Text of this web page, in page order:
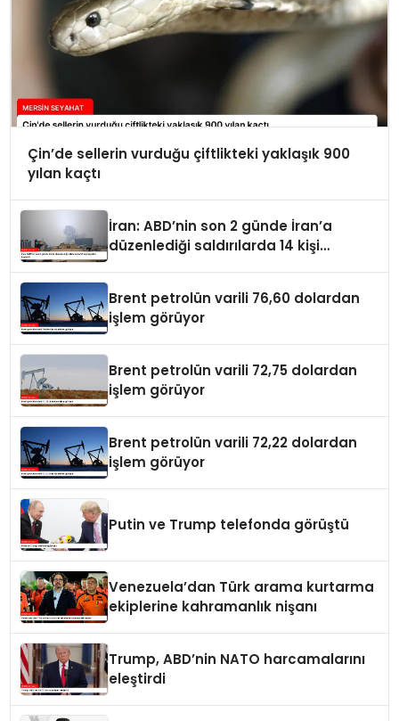
Çin’de sellerin vurduğu çiftlikteki yaklaşık 900
yılan kaçtı
İran: ABD’nin son 2 günde İran’a
düzenlediği saldırılarda 14 kişi
Brent petrolün varili 76,60 dolardan
işlem görüyor
Brent petrolün varili 72,75 dolardan
işlem görüyor
Brent petrolün varili 72,22 dolardan
işlem görüyor
Putin ve Trump telefonda görüştü
Venezuela’dan Türk arama kurtarma
ekiplerine kahramanlık nişanı
Trump, ABD’nin NATO harcamalarını
eleştirdi